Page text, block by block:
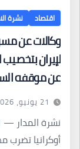
اقتصاد نشرة
وكالات عن
لإيران
عن موقفه
21 يونيو، 2026
نشرة المدار — 21 يونيو 2026
أوكرانيا